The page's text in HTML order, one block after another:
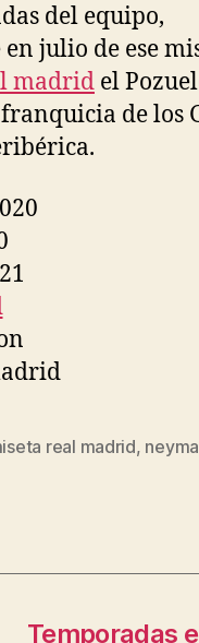
del equipo,
julio de ese
madrid el
de los
real madrid,
Temporadas